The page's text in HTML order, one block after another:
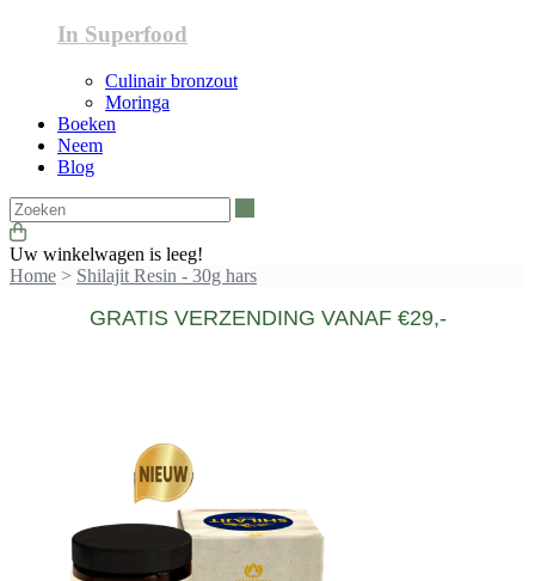
In Superfood
Culinair bronzout
Moringa
Boeken
Neem
Blog
Uw winkelwagen is leeg!
Home > Shilajit Resin - 30g hars
GRATIS VERZENDING VANAF €29,-